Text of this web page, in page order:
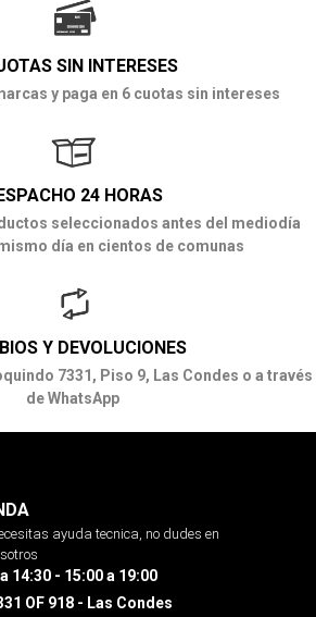
SIN INTERESES
y paga en 6 cuotas sin intereses
24 HORAS
seleccionados antes del mediodía
día en cientos de comunas
Y DEVOLUCIONES
7331, Piso 9, Las Condes o a través
de WhatsApp
ayuda tecnica, no dudes en
14:30 - 15:00 a 19:00
OF 918 - Las Condes